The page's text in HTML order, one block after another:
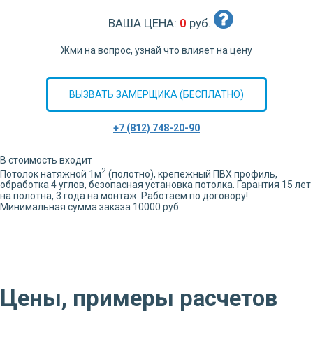
ВАША ЦЕНА: 0 руб.
Жми на вопрос, узнай что влияет на цену
ВЫЗВАТЬ ЗАМЕРЩИКА (БЕСПЛАТНО)
+7 (812) 748-20-90
В стоимость входит
Потолок натяжной 1м2 (полотно), крепежный ПВХ профиль,
обработка4углов, безопасная установка потолка. Гарантия 15 лет
на полотна, 3 года на монтаж. Работаем по договору!
Минимальная сумма заказа 10000 руб.
Цены, примеры расчетов